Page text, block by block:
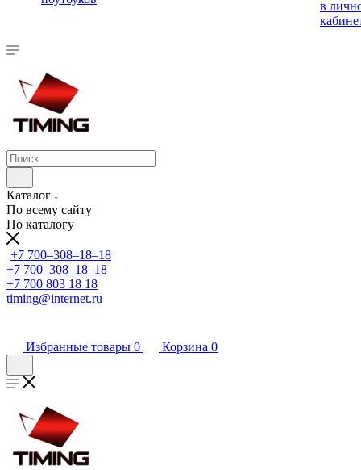
в
Каталог
По всему сайту
По каталогу
+7 700‒308‒18‒18
+7 700‒308‒18‒18
+7 700 803 18 18
timing@internet.ru
Избранные товары 0 Корзина 0